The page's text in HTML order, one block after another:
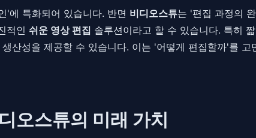
'에 특화되어 있습니다. 반면 비디오스튜는 '편집 과정의
적인 쉬운 영상 편집 솔루션이라고 할 수 있습니다. 특히
산성을 제공할 수 있습니다. 이는 '어떻게 편집할까'를
오스튜의 미래 가치